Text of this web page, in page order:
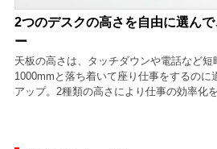
2つのデスクの高さを自由に選ん
ー
天板の高さは、タッチダウンや電話など短
1000mmと落ち着いて座り仕事をするのに
アップ。2種類の高さにより仕事の効率化